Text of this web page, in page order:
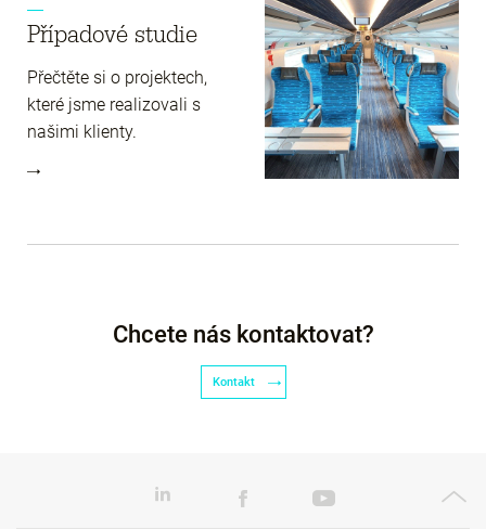
Případové studie
Přečtěte si o projektech,
které jsme realizovali s
našimi klienty.
Chcete nás kontaktovat?
Kontakt